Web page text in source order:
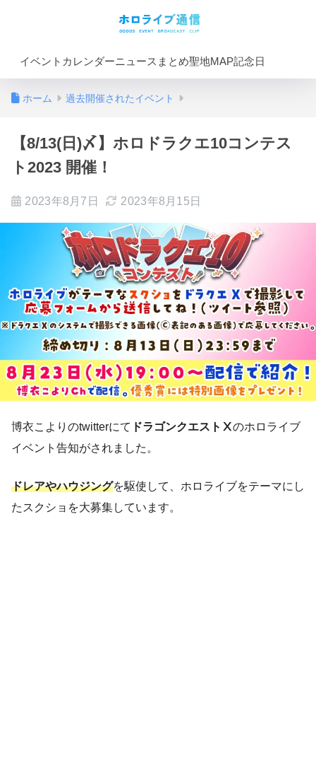
イベントカレンダーニュースまとめ聖地MAP記念日
ホーム 過去開催されたイベント
【8/13(日)〆】ホロドラクエ10コンテス
ト2023 開催！
2023年8月7日 2023年8月15日
博衣こよりのtwitterにて ドラゴンクエストⅩのホロライブ
イベント告知がされました。
ドレアやハウジングを駆使して、ホロライブをテーマにし
たスクショを大募集しています。